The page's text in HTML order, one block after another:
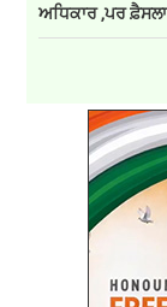
ਅਧਿਕਾਰ ,ਪਰ